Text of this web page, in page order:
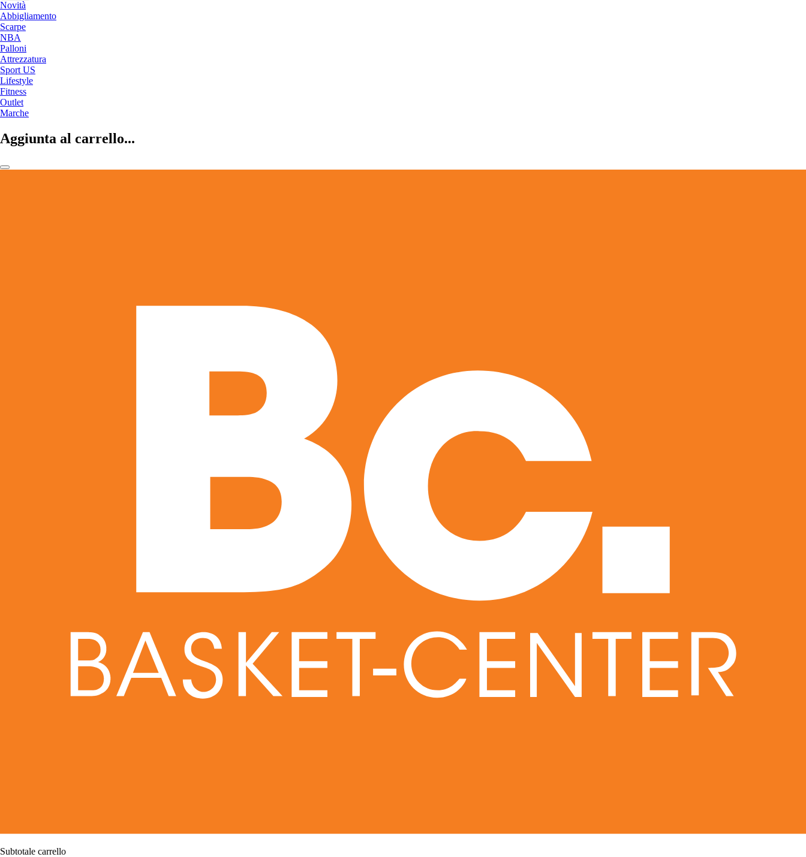
Novità
Abbigliamento
Scarpe
NBA
Palloni
Attrezzatura
Sport US
Lifestyle
Fitness
Outlet
Marche
Aggiunta al carrello...
Subtotale carrello